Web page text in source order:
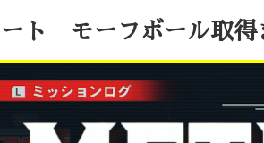
ト モーフボール取得